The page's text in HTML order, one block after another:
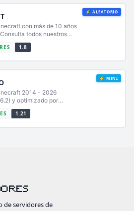
⚡ ALEATORIO
con más de 10 años
todos nuestros
librecraft.com/juegos
1.8
⚡ MINI
2014 - 2026
y optimizado por
lag).
1.21
de servidores de